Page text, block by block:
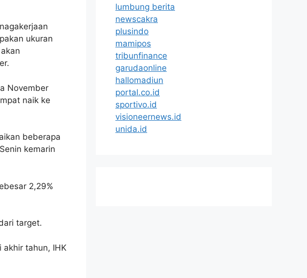
ukuran
November
naik ke
beberapa
kemarin
2,29%
target.
akhir tahun, IHK
lumbung berita
newscakra
plusindo
mamipos
tribunfinance
garudaonline
hallomadiun
portal.co.id
sportivo.id
visioneernews.id
unida.id